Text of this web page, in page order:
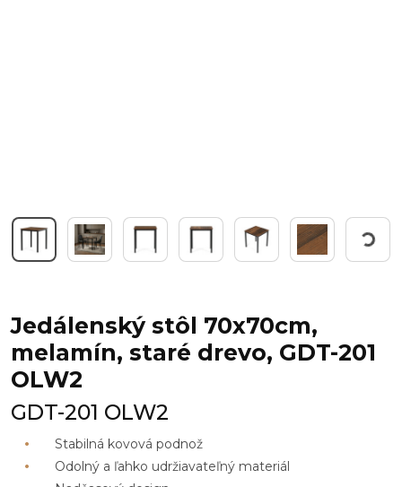
Jedálenský stôl 70x70cm,
melamín, staré drevo, GDT-201
OLW2
GDT-201 OLW2
Stabilná kovová podnož
Odolný a ľahko udržiavateľný materiál